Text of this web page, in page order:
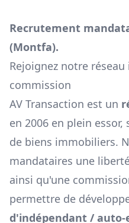
Recrutement
(Montfa).
Rejoignez notre
commission
AV Transaction est un
en 2006 en plein
de biens immobiliers.
mandataires une
ainsi qu'une
permettre de
d'indépendant /